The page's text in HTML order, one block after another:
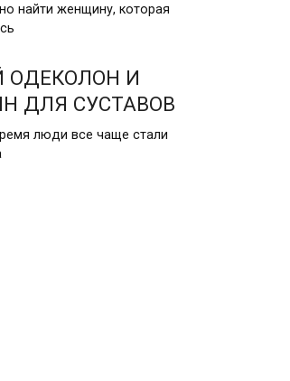
найти женщину, которая
ОДЕКОЛОН И
ДЛЯ СУСТАВОВ
люди все чаще стали